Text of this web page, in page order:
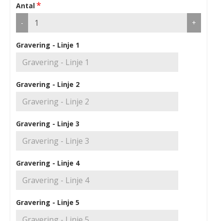
Antal
-
+
Gravering - Linje 1
Gravering - Linje 2
Gravering - Linje 3
Gravering - Linje 4
Gravering - Linje 5